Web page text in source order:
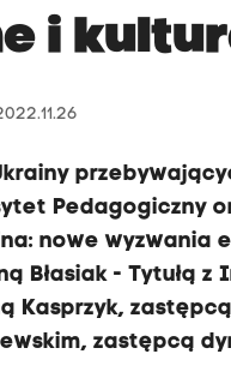
i
Pedagogiczny
nowe wyzwania
Błasiak - Tytułą
Kasprzyk,
zastępcą